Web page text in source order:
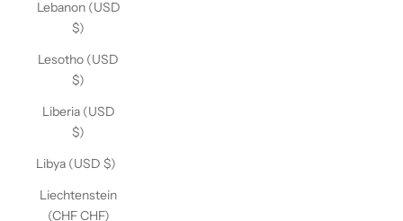
Lebanon (USD
$)
Lesotho (USD
$)
Liberia (USD
$)
Libya (USD $)
Liechtenstein
(CHF CHF)